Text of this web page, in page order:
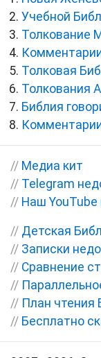
Учебной
Толкование
Толковая
Толкования
Библия
// Медиа кит
// Telegram
// Наш YouTube
// Детская
// Записки
// Сравнение
//
// План чтения
// Бесплатно